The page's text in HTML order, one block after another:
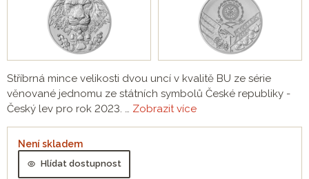
Stříbrná mince velikosti dvou uncí v kvalitě BU ze série
věnované jednomu ze státních symbolů České republiky -
Český lev pro rok 2023. … Zobrazit více
Není skladem
Hlídat dostupnost